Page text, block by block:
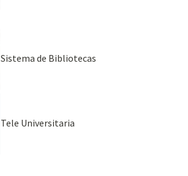
Sistema de Bibliotecas
Tele Universitaria